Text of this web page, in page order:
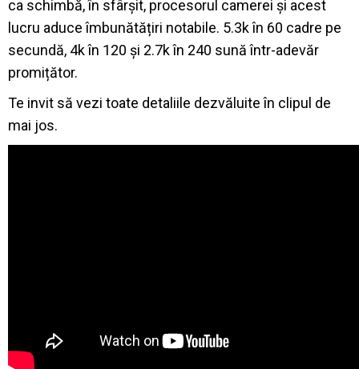
ca schimbă, în sfârșit, procesorul camerei și acest
lucru aduce îmbunătățiri notabile. 5.3k în 60 cadre pe
secundă, 4k în 120 și 2.7k în 240 sună într-adevăr
promițător.
Te invit să vezi toate detaliile dezvăluite în clipul de
mai jos.